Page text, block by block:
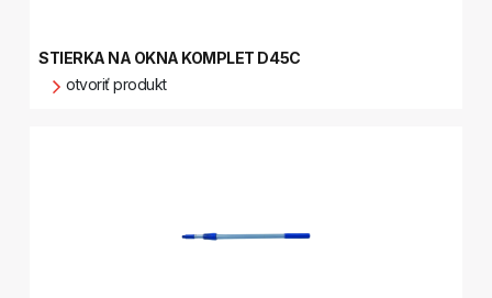
STIERKA NA OKNA KOMPLET D45C
otvoriť produkt